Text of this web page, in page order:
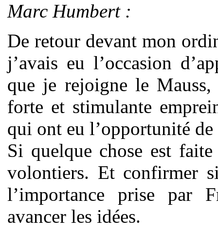
Marc Humbert :
De retour devant mon
j’avais eu l’occasion
que je rejoigne le
forte et stimulante
qui ont eu l’opportunité
Si quelque chose est
volontiers. Et confirmer
l’importance prise par
avancer les idées.